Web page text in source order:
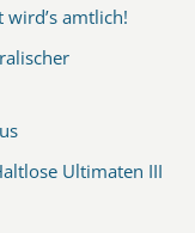
wird’s amtlich!
Ultimaten III